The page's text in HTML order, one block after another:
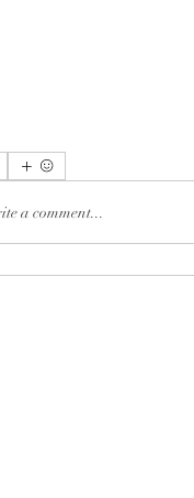
a comment...